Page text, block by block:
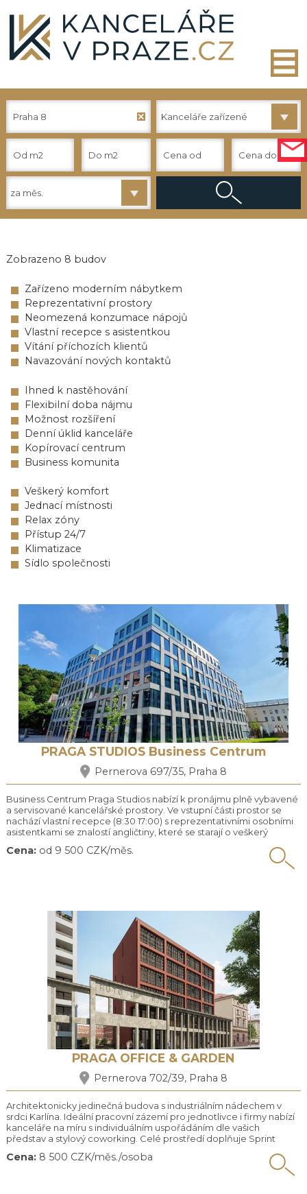
Praha 8 Kanceláře zařízené
za měs.
Zobrazeno 8 budov
Zařízeno moderním nábytkem
Reprezentativní prostory
Neomezená konzumace nápojů
Vlastní recepce s asistentkou
Vítání příchozích klientů
Navazování nových kontaktů
Ihned k nastěhování
Flexibilní doba nájmu
Možnost rozšíření
Denní úklid kanceláře
Kopírovací centrum
Business komunita
Veškerý komfort
Jednací místnosti
Relax zóny
Přístup 24/7
Klimatizace
Sídlo společnosti
PRAGA STUDIOS Business Centrum
Pernerova 697/35, Praha 8
Business Centrum Praga Studios nabízí k pronájmu plně vybavené
a servisované kancelářské prostory. Ve vstupní části prostor se
nachází vlastní recepce (8:30 17:00) s reprezentativními osobními
asistentkami se znalostí angličtiny, které se starají o veškerý
společné prostory jsou klimatizované. V ceně nájmu je již zahrnuto:
Cena: od 9 500 CZK/měs.
PRAGA OFFICE & GARDEN
Pernerova 702/39, Praha 8
Architektonicky jedinečná budova s industriálním nádechem v
srdci Karlína. Ideální pracovní zázemí pro jednotlivce i firmy nabízí
kanceláře na míru s individuálním uspořádáním dle vašich
představ a stylový coworking. Celé prostředí doplňuje Sprint
prostorách je díky velkoformátovým oknům dostatek denního
Cena: 8 500 CZK/měs./osoba